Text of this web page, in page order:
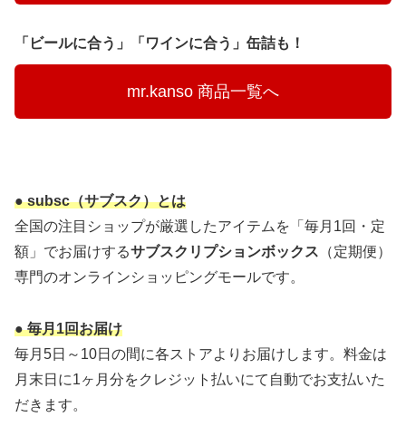
「ビールに合う」「ワインに合う」缶詰も！
mr.kanso 商品一覧へ
● subsc（サブスク）とは
全国の注目ショップが厳選したアイテムを「毎月1回・定
額」でお届けするサブスクリプションボックス （定期便）
専門のオンラインショッピングモールです。
● 毎月1回お届け
毎月5日～10日の間に各ストアよりお届けします。料金は
月末日に1ヶ月分をクレジット払いにて自動でお支払いた
だきます。